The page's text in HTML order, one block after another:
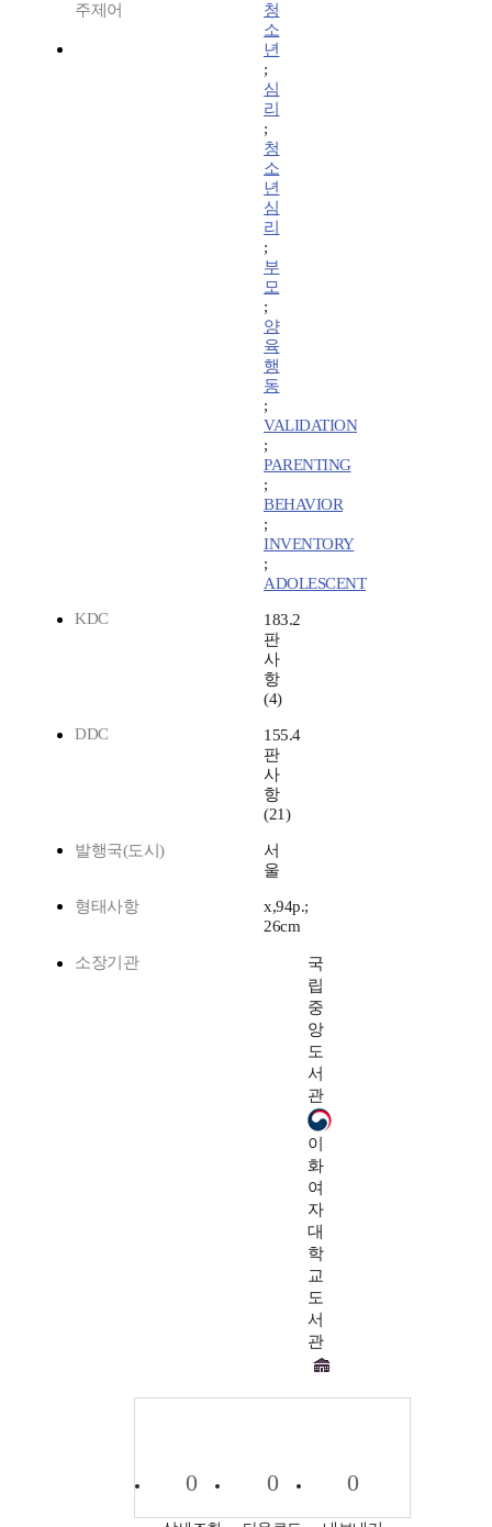
주제어
청
소
년
;
심
리
;
청
소
년
심
리
;
부
모
;
양
육
행
동
;
VALIDATION
;
PARENTING
;
BEHAVIOR
;
INVENTORY
;
ADOLESCENT
KDC
183.2
판
사
항
(4)
DDC
155.4
판
사
항
(21)
발행국(도시)
서
울
형태사항
x,94p.;
26cm
소장기관
국
립
중
앙
도
서
관
이
화
여
자
대
학
교
도
서
관
0 0 0